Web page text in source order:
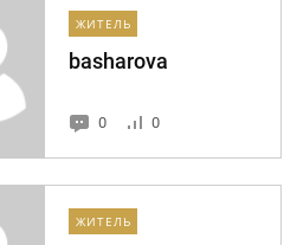
ЖИТЕЛЬ
basharova
0 0
ЖИТЕЛЬ